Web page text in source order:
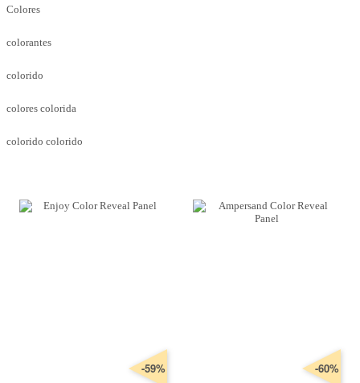
Colores
colorantes
colorido
colores colorida
colorido colorido
-59% -60%